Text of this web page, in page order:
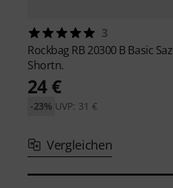
3
Rockbag RB 20300 B Basic Saz
Shortn.
24 €
UVP: 31 €
-23%
Vergleichen